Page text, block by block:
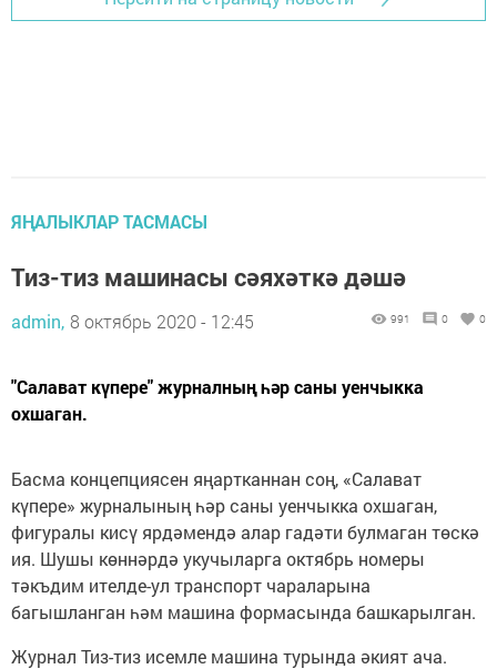
ЯҢАЛЫКЛАР ТАСМАСЫ
Тиз-тиз машинасы сәяхәткә дәшә
admin, 8 октябрь 2020 - 12:45 991 0 0
"Салават күпере" журналның һәр саны уенчыкка
охшаган.
Басма концепциясен яңартканнан соң, «Салават
күпере» журналының һәр саны уенчыкка охшаган,
фигуралы кисү ярдәмендә алар гадәти булмаган төскә
ия. Шушы көннәрдә укучыларга октябрь номеры
тәкъдим ителде-ул транспорт чараларына
багышланган һәм машина формасында башкарылган.
Журнал Тиз-тиз исемле машина турында әкият ача.